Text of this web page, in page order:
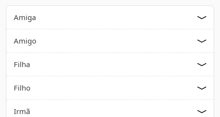
Amiga
Amigo
Filha
Filho
Irmã